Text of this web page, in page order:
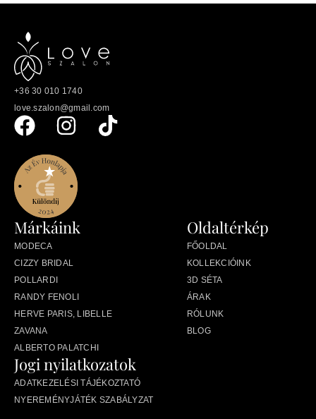
+36 30 010 1740
love.szalon@gmail.com
Oldaltérkép
FŐOLDAL
KOLLEKCIÓINK
3D SÉTA
ÁRAK
RÓLUNK
BLOG
Márkáink
MODECA
CIZZY BRIDAL
POLLARDI
RANDY FENOLI
HERVE PARIS, LIBELLE
ZAVANA
ALBERTO PALATCHI
Jogi nyilatkozatok
ADATKEZELÉSI TÁJÉKOZTATÓ
NYEREMÉNYJÁTÉK SZABÁLYZAT